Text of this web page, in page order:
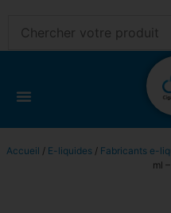
Accueil / E-liquides/ Fabricants e-
ml